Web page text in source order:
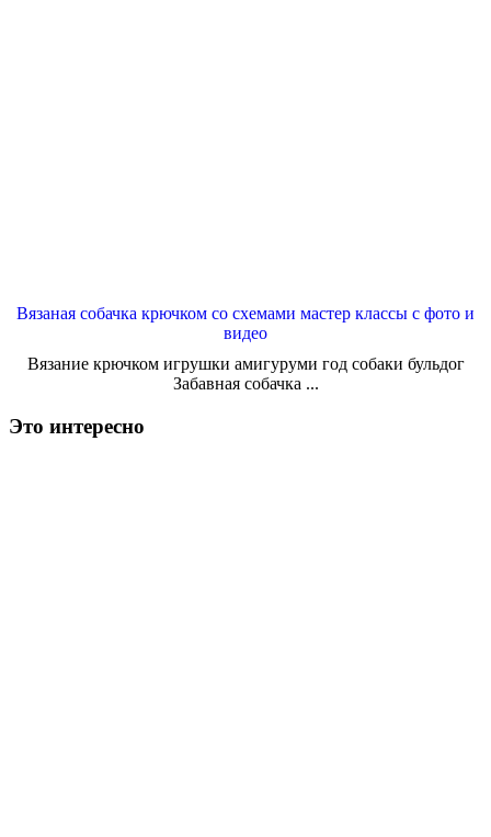
Вязаная собачка крючком со схемами мастер классы с фото и
видео
Вязание крючком игрушки амигуруми год собаки бульдог
Забавная собачка ...
Это интересно